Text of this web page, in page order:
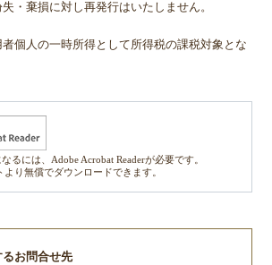
・棄損に対し再発行はいたしません。
個人の一時所得として所得税の課税対象とな
るには、Adobe Acrobat Readerが必要です。
より無償でダウンロードできます。
お問合せ先